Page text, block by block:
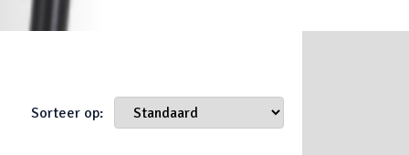
Sorteer op: